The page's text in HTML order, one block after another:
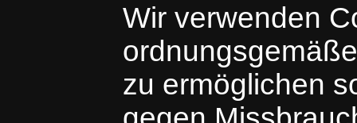
Wir verwenden
zu ermöglichen